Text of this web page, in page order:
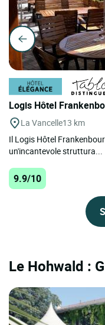
Logis Hôtel
La Vancelle13 km
Il Logis Hôtel
un'incantevole struttura...
9.9/10
Le Hohwald :